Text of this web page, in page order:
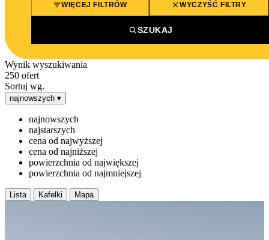
WIĘCEJ FILTRÓW WYCZYŚĆ FILTRY
SZUKAJ
Wynik wyszukiwania
250 ofert
Sortuj wg.
najnowszych ▾
najnowszych
najstarszych
cena od najwyższej
cena od najniższej
powierzchnia od największej
powierzchnia od najmniejszej
Lista Kafelki Mapa